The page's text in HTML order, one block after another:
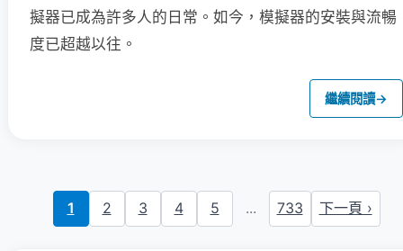
擬器已成為許多人的日常。如今，模擬器的安裝與流暢
度已超越以往。
繼續閱讀→
1 2 3 4 5 ... 733 下一頁 ›